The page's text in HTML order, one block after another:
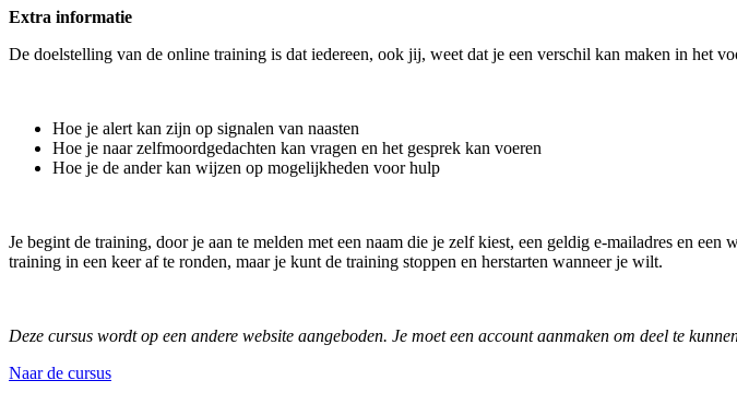
Extra informatie
De doelstelling van de online training is dat iedereen, ook jij, weet dat je een verschil kan maken in het
Hoe je alert kan zijn op signalen van naasten
Hoe je naar zelfmoordgedachten kan vragen en het gesprek kan voeren
Hoe je de ander kan wijzen op mogelijkheden voor hulp
Je begint de training, door je aan te melden met een naam die je zelf kiest, een geldig e-mailadres en
training in een keer af te ronden, maar je kunt de training stoppen en herstarten wanneer je wilt.
Deze cursus wordt op een andere website aangeboden. Je moet een account aanmaken om deel te
Naar de cursus